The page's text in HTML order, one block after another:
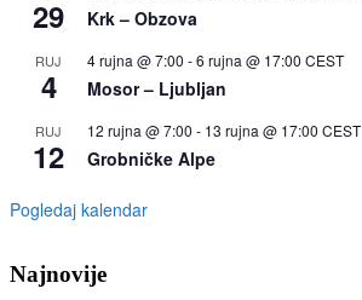
29 Krk – Obzova
RUJ
4
4 rujna @ 7:00 -6 rujna @ 17:00 CEST
Mosor – Ljubljan
RUJ
12
12 rujna @ 7:00 - 13 rujna @ 17:00 CEST
Grobničke Alpe
Pogledaj kalendar
Najnovije